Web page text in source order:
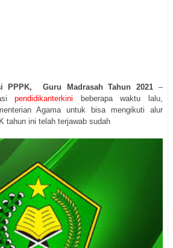
PPPK, Guru Madrasah Tahun 2021 –
pendidikanterkini beberapa waktu lalu,
Agama untuk bisa mengikuti alur
tahun ini telah terjawab sudah